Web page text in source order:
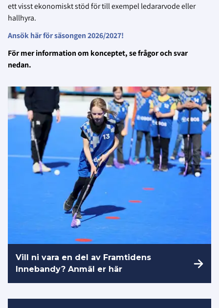
ett visst ekonomiskt stöd för till exempel ledararvode eller
hallhyra.
Ansök här för säsongen 2026/2027!
För mer information om konceptet, se frågor och svar
nedan.
Vill ni vara en del av Framtidens
Innebandy? Anmäl er här